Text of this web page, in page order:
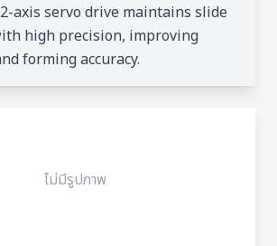
axis servo drive maintains slide
high precision, improving
forming accuracy.
ไม่มีรูปภาพ